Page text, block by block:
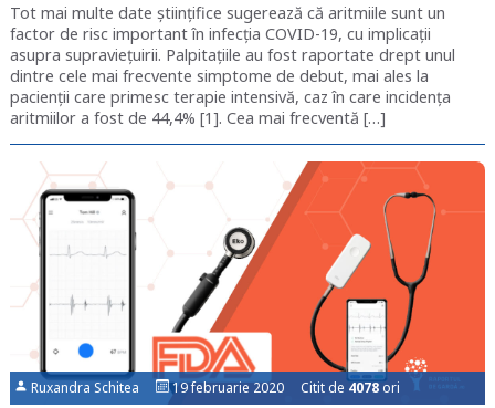
Tot mai multe date științifice sugerează că aritmiile sunt un
factor de risc important în infecția COVID-19, cu implicații
asupra supraviețuirii. Palpitațiile au fost raportate drept unul
dintre cele mai frecvente simptome de debut, mai ales la
pacienții care primesc terapie intensivă, caz în care incidența
aritmiilor a fost de 44,4% [1]. Cea mai frecventă […]
Ruxandra Schitea 19 februarie 2020 Citit de4078ori